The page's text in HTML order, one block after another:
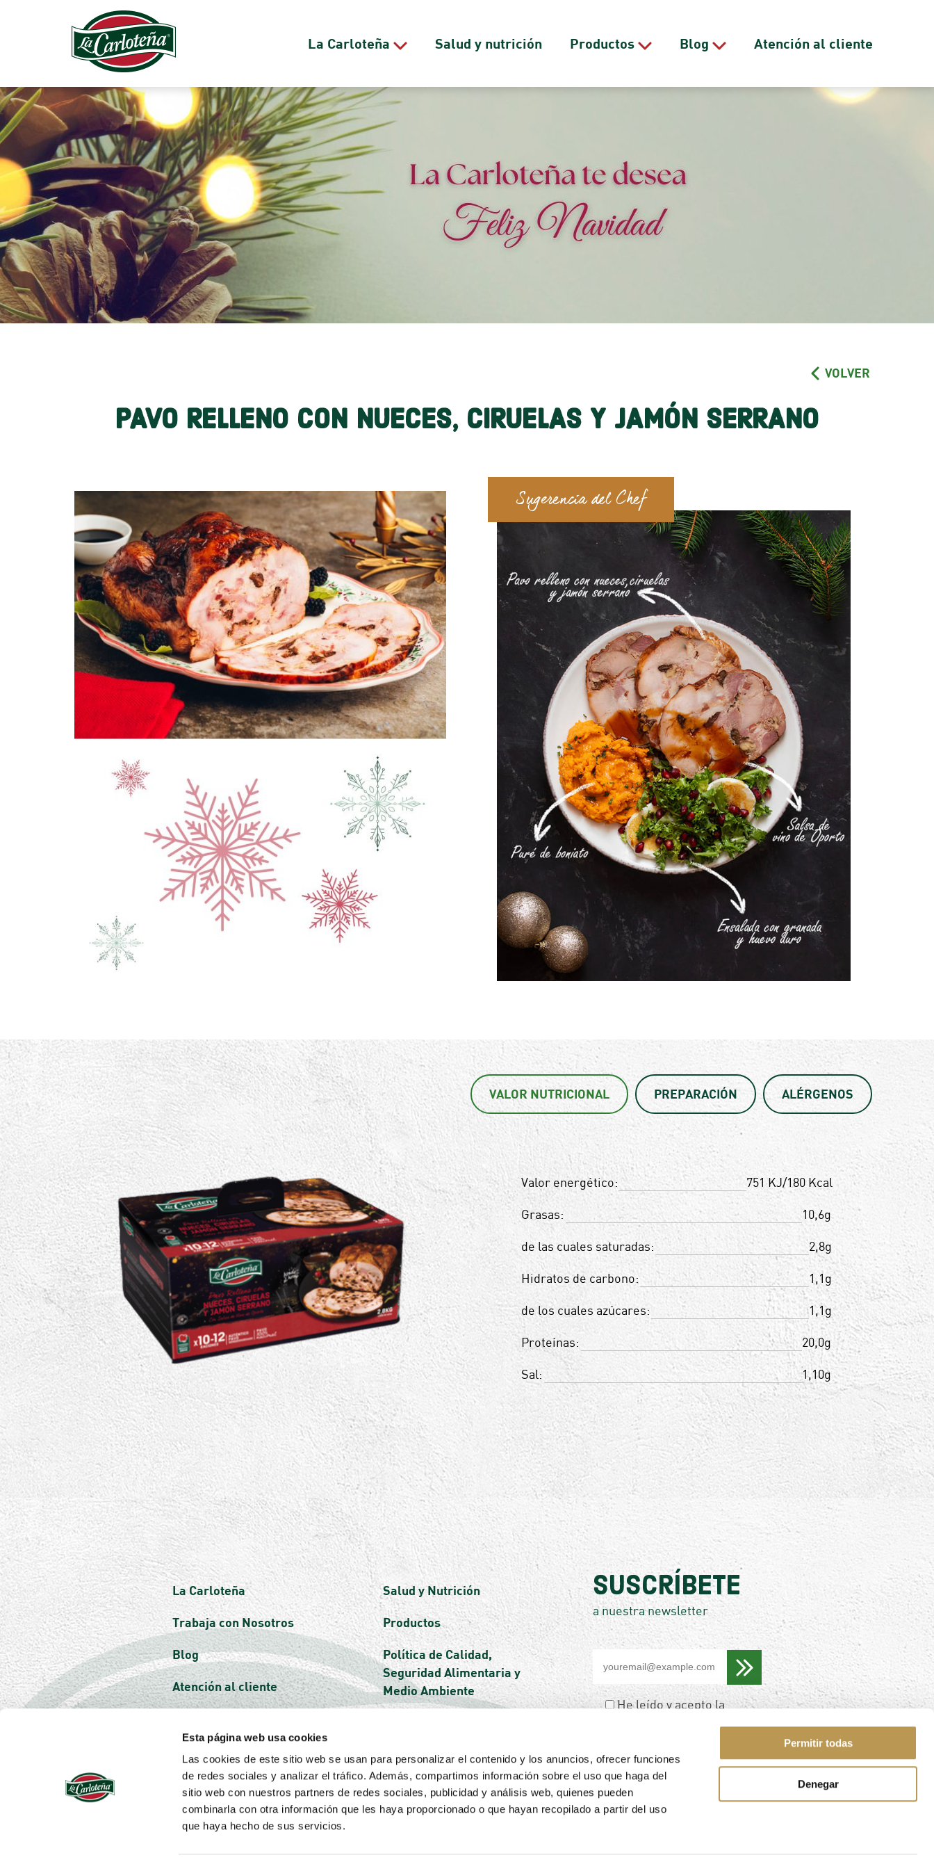
Esta página web usa cookies
Las cookies de este sitio web se usan para personalizar el contenido y los anuncios, ofrecer funciones
de redes sociales y analizar el tráfico. Además, compartimos información sobre el uso que haga del
sitio web con nuestros partners de redes sociales, publicidad y análisis web, quienes pueden
combinarla con otra información que les haya proporcionado o que hayan recopilado a partir del uso
que haya hecho de sus servicios.
Permitir todas
Denegar
La Carloteña Salud y nutrición Productos Blog Atención al cliente
VOLVER
PAVO RELLENO CON NUECES, CIRUELAS Y JAMÓN SERRANO
Sugerencia del Chef
VALOR NUTRICIONAL PREPARACIÓN ALÉRGENOS
Valor energético: 751 KJ/180 Kcal
Grasas: 10,6g
de las cuales saturadas: 2,8g
Hidratos de carbono: 1,1g
de los cuales azúcares: 1,1g
Proteínas: 20,0g
Sal: 1,10g
La Carloteña
Trabaja con Nosotros
Blog
Atención al cliente
Salud y Nutrición
Productos
Política de Calidad,
Seguridad Alimentaria y
Medio Ambiente
Suscríbete
a nuestra newsletter
Por
deja
este
campo
He leído y acepto la